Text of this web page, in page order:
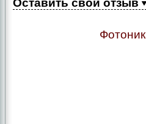
Оставить свой отзыв